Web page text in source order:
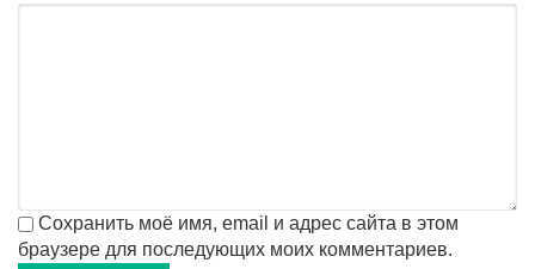
Сохранить моё имя, email и адрес сайта в этом
браузере для последующих моих комментариев.